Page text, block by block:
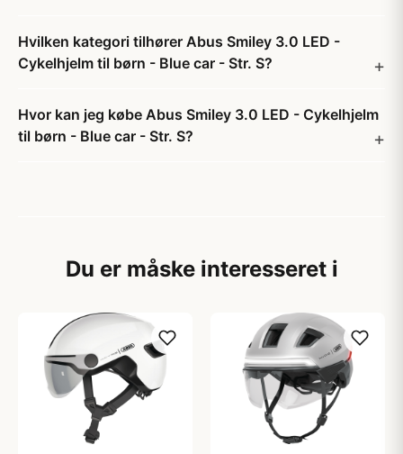
Hvilken kategori tilhører Abus Smiley 3.0 LED -
Cykelhjelm til børn - Blue car - Str. S?
Hvor kan jeg købe Abus Smiley 3.0 LED - Cykelhjelm
til børn - Blue car - Str. S?
Du er måske interesseret i